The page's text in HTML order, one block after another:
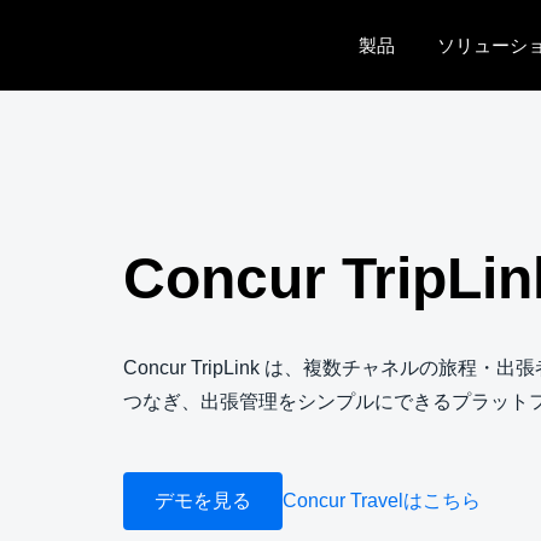
製品
ソリューシ
Concur
Concur TripLink は、複数チャネルの旅程・出
つなぎ、出張管理をシンプルにできるプラット
デモを見る Concur Travelはこちら